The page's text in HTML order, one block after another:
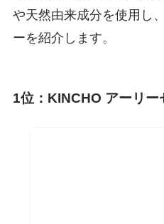
や天然由来成分を使用し
ーを紹介します。
1位：KINCHO アーリー